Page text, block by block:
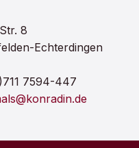
8
Echterdingen
7594-447